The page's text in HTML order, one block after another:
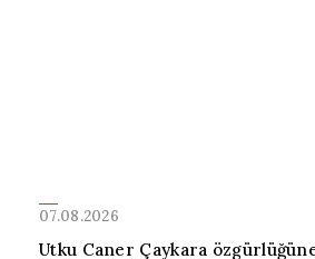
07.08.2026
Utku Caner Çaykara